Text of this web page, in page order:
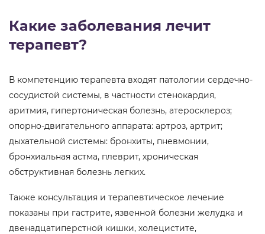
Какие заболевания лечит
терапевт?
В компетенцию терапевта входят патологии сердечно-
сосудистой системы, в частности стенокардия,
аритмия, гипертоническая болезнь, атеросклероз;
опорно-двигательного аппарата: артроз, артрит;
дыхательной системы: бронхиты, пневмонии,
бронхиальная астма, плеврит, хроническая
обструктивная болезнь легких.
Также консультация и терапевтическое лечение
показаны при гастрите, язвенной болезни желудка и
двенадцатиперстной кишки, холецистите,